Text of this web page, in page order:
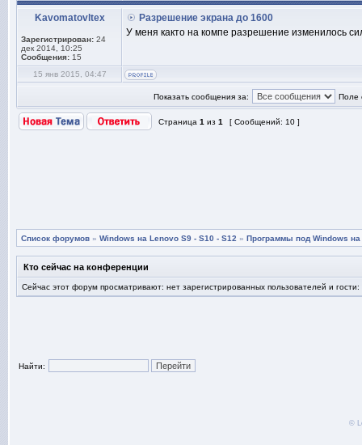
Kavomatovltex
Зарегистрирован: 24
дек 2014, 10:25
Сообщения: 15
Разрешение экрана до 1600
У меня както на компе разрешение изменилось
15 янв 2015, 04:47
Показать сообщения за: Поле
Страница 1 из 1 [ Сообщений: 10 ]
Список форумов » Windows на Lenovo S9 - S10 - S12 » Программы под Windows на
Кто сейчас на конференции
Сейчас этот форум просматривают: нет зарегистрированных пользователей и гости:
Найти:
©